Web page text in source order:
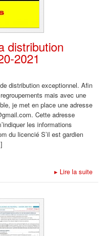
distribution
2021
distribution exceptionnel. Afin
mais avec une
je met en place une adresse
Cette adresse
les informations
du licencié S’il est gardien
▸ Lire la suite